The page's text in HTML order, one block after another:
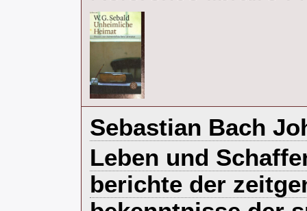
‎Sebastian Bach
‎Leben und
berichte der